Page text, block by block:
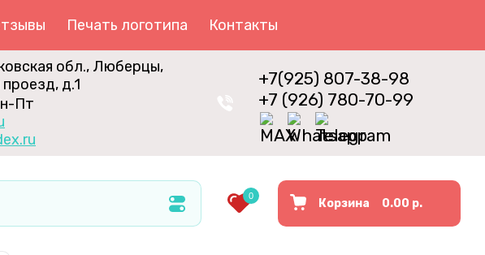
Печать логотипа Контакты
обл., Люберцы,
д.1
Пт
+7(925) 807-38-98
+7 (926) 780-70-99
0
Корзина 0.00 р.